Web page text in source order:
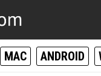
MAC ANDROID